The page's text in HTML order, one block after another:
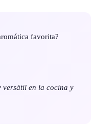
favorita?
versátil en la cocina y